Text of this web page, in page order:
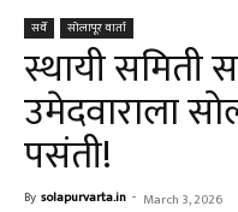
सर्वे सोलापूर वार्ता
स्थायी समिती
उमेदवाराला
पसंती!
By solapurvarta.in - March 3, 2026